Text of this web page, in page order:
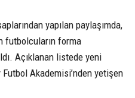
yapılan paylaşımda,
futbolcuların forma
Açıklanan listede yeni
Akademisi’nden yetişen